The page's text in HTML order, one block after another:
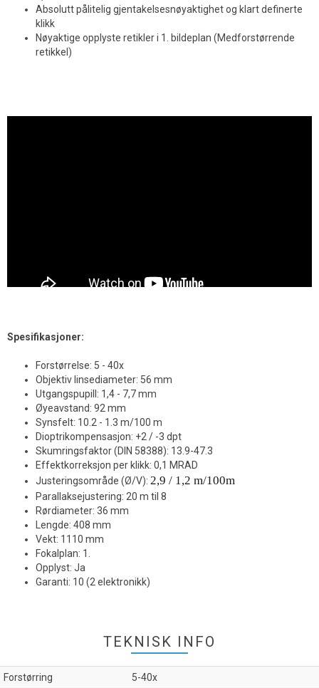
Absolutt pålitelig gjentakelsesnøyaktighet og klart definerte
klikk
Nøyaktige opplyste retikler i 1. bildeplan (Medforstørrende
retikkel)
Spesifikasjoner:
Forstørrelse: 5 - 40x
Objektiv linsediameter: 56 mm
Utgangspupill: 1,4 - 7,7 mm
Øyeavstand: 92 mm
Synsfelt: 10.2 - 1.3 m/100 m
Dioptrikompensasjon: +2 / -3 dpt
Skumringsfaktor (DIN 58388): 13.9-47.3
Effektkorreksjon per klikk: 0,1 MRAD
Justeringsområde (Ø/V): 2,9 / 1,2 m/100m
Parallaksejustering: 20 m til 8
Rørdiameter: 36 mm
Lengde: 408 mm
Vekt: 1110 mm
Fokalplan: 1.
Opplyst: Ja
Garanti: 10 (2 elektronikk)
TEKNISK INFO
Forstørring
5-40x